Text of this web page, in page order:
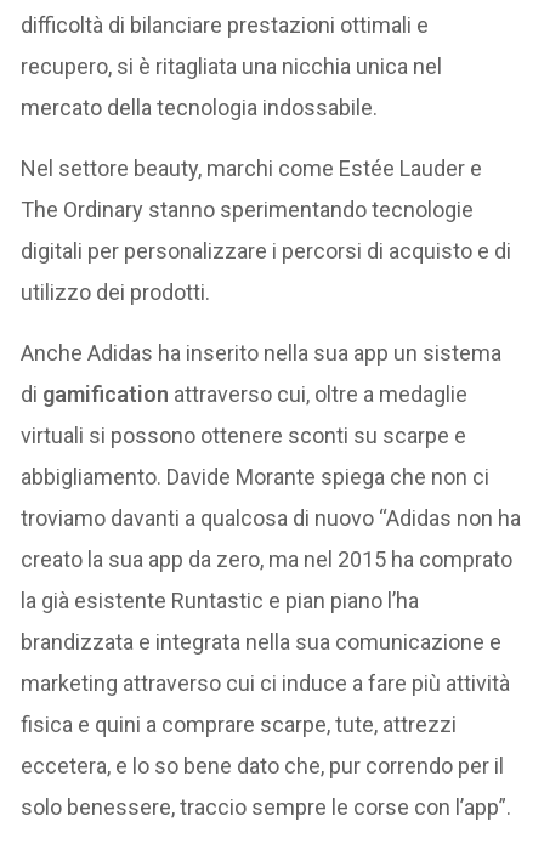
difficoltà di bilanciare prestazioni ottimali e
recupero, si è ritagliata una nicchia unica nel
mercato della tecnologia indossabile.
Nel settore beauty, marchi come Estée Lauder e
The Ordinary stanno sperimentando tecnologie
digitali per personalizzare i percorsi di acquisto e di
utilizzo dei prodotti.
Anche Adidas ha inserito nella sua app un sistema
di gamification attraverso cui, oltre a medaglie
virtuali si possono ottenere sconti su scarpe e
abbigliamento. Davide Morante spiega che non ci
troviamo davanti a qualcosa di nuovo “Adidas non ha
creato la sua app da zero, ma nel 2015 ha comprato
la già esistente Runtastic e pian piano l’ha
brandizzata e integrata nella sua comunicazione e
marketing attraverso cui ci induce a fare più attività
fisica e quini a comprare scarpe, tute, attrezzi
eccetera, e lo so bene dato che, pur correndo per il
solo benessere, traccio sempre le corse con l’app”.